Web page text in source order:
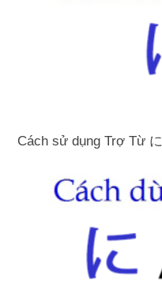
Cách sử dụng Trợ Từ に